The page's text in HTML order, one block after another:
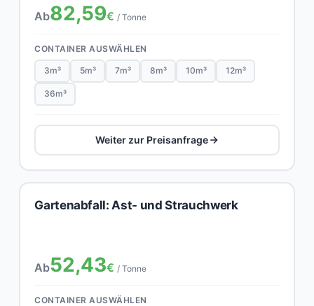
Ab82,59€ / Tonne
CONTAINER AUSWÄHLEN
3m³ 5m³ 7m³ 8m³ 10m³ 12m³
36m³
Weiter zur Preisanfrage
Gartenabfall: Ast- und Strauchwerk
Ab52,43€ / Tonne
CONTAINER AUSWÄHLEN